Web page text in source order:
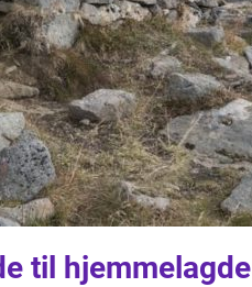
til hjemmelagde